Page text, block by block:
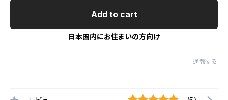
Add to cart
日本国内にお住まいの方向け
通報する